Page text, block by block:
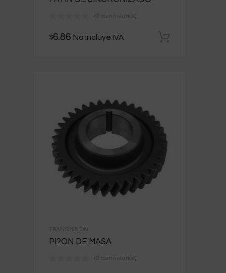
(0 comentarios)
$6.86 No Incluye IVA
TRANSMISION
PI?ON DE MASA
(0 comentarios)